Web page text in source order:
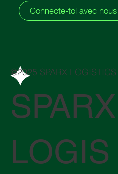
Connecte-toi avec nous
@2025 SPARX LOGISTICS
SPARX
LOGIS